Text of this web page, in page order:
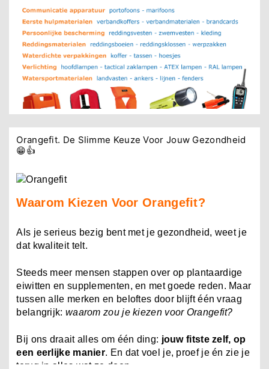
Watersportbenodigdheden en Outdoor Uitrusting
die veiligheid, kwaliteit en betrouwbaarheid hoog in
het vaandel heeft staan. Of je nu een professionele
avontuurlijke outdoorliefhebber of simpelweg iemand
die goed voorbereid op pad wil gaan — bij
Reddingshop.nl vind je een ongekend breed
productassortiment met producten die perfect
Onze shop levert producten die dagelijks worden
Orangefit. De Slimme Keuze Voor Jouw Gezondheid
😁👍
Waarom Kiezen Voor Orangefit?
Als je serieus bezig bent met je gezondheid, weet je
dat kwaliteit telt.
Steeds meer mensen stappen over op plantaardige
eiwitten en supplementen, en met goede reden. Maar
tussen alle merken en beloftes door blijft één vraag
belangrijk: waarom zou je kiezen voor Orangefit?
Bij ons draait alles om één ding: jouw fitste zelf, op
een eerlijke manier. En dat voel je, proef je én zie je
terug in alles wat ze doen.